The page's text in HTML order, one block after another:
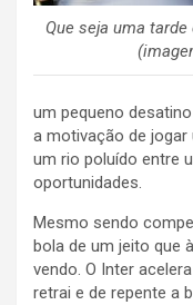
Que seja uma
um pequeno
a motivação de jogar
um rio poluído entre
oportunidades.
Mesmo sendo
bola de um jeito que
vendo. O Inter
retrai e de repente a